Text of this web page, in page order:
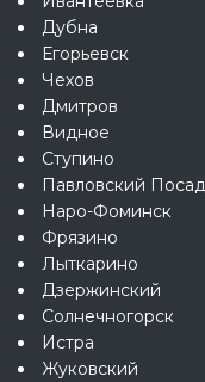
Дубна
Егорьевск
Чехов
Дмитров
Видное
Ступино
Павловский Посад
Наро-Фоминск
Фрязино
Лыткарино
Дзержинский
Солнечногорск
Истра
Жуковский